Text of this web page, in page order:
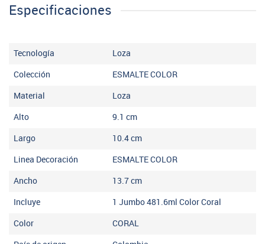
Especificaciones
Tecnología Loza
Colección ESMALTE COLOR
Material Loza
Alto 9.1 cm
Largo 10.4cm
Linea Decoración ESMALTE COLOR
Ancho 13.7cm
Incluye 1 Jumbo 481.6ml Color Coral
Color CORAL